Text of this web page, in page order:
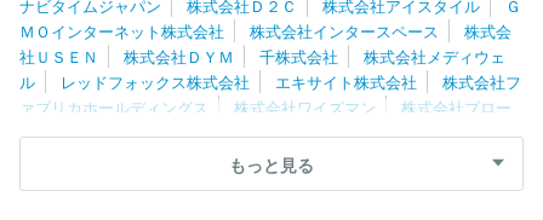
ナビタイムジャパン
株式会社Ｄ２Ｃ 株式会社アイスタイル
Ｇ
ＭＯインターネット株式会社
株式会社インタースペース
株式会
社ＵＳＥＮ
株式会社ＤＹＭ 千株式会社
株式会社メディウェ
ル
レッドフォックス株式会社 エキサイト株式会社
株式会社フ
ァブリカホールディングス
株式会社ワイズマン
株式会社ブロー
ドエンタープライズ
グレイステクノロジー株式会社
株式会社バ
ＧＭＯメディア株式会社
株式会
社ネットオン
もっと見る